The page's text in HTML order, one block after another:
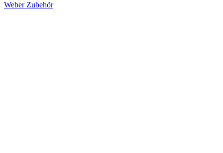
Weber Zubehör